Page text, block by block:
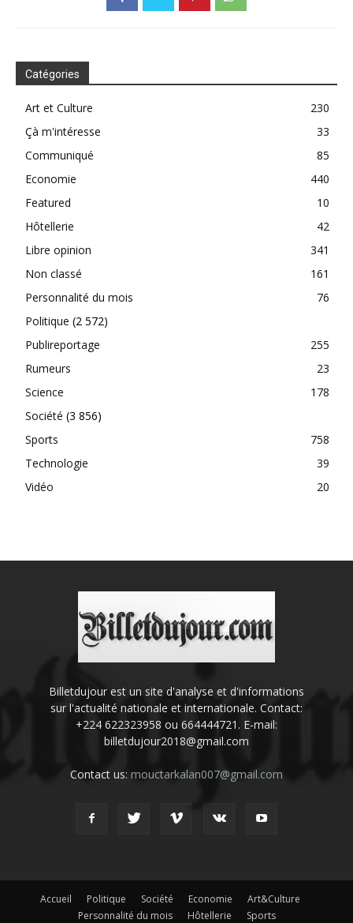
Catégories
Art et Culture
230
Çà m'intéresse
33
Communiqué
85
Economie
440
Featured
10
Hôtellerie
42
Libre opinion
341
Non classé
161
Personnalité du mois
76
Politique (2 572)
Publireportage
255
Rumeurs
23
Science
178
Société (3 856)
Sports
758
Technologie
39
Vidéo
20
Billetdujour est un site d'analyse et d'informations
sur l'actualité nationale et internationale. Contact:
+224 622323958 ou 664444721. E-mail:
billetdujour2018@gmail.com
Contact us: mouctarkalan007@gmail.com
Accueil Politique Société Economie
Art&Culture
Personnalité du mois
Hôtellerie Sports